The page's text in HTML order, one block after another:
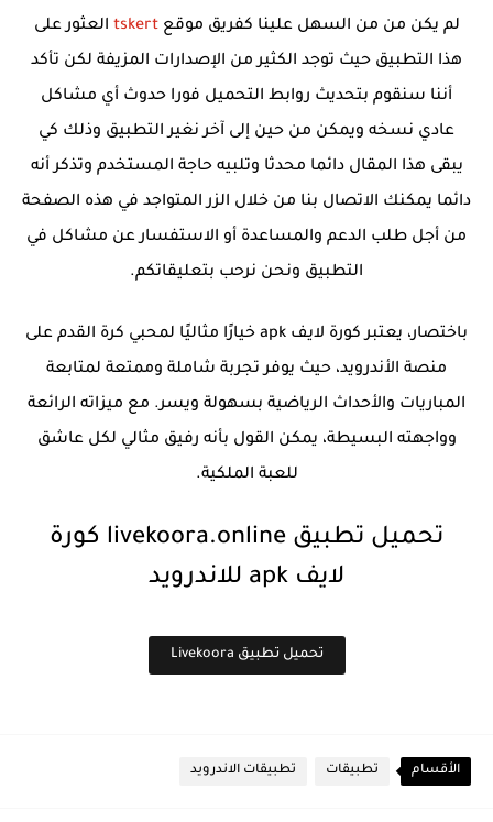
لم يكن من من السهل علينا كفريق موقعtskert العثور على
هذا التطبيق حيث توجد الكثير من الإصدارات المزيفة لكن تأكد
أننا سنقوم بتحديث روابط التحميل فورا حدوث أي مشاكل
عادي نسخه ويمكن من حين إلى آخر نغير التطبيق وذلك كي
يبقى هذا المقال دائما محدثا وتلبيه حاجة المستخدم وتذكر أنه
دائما يمكنك الاتصال بنا من خلال الزر المتواجد في هذه الصفحة
من أجل طلب الدعم والمساعدة أو الاستفسار عن مشاكل في
التطبيق ونحن نرحب بتعليقاتكم.
باختصار، يعتبر كورة لايف apk خيارًا مثاليًا لمحبي كرة القدم على
منصة الأندرويد، حيث يوفر تجربة شاملة وممتعة لمتابعة
المباريات والأحداث الرياضية بسهولة ويسر. مع ميزاته الرائعة
وواجهته البسيطة، يمكن القول بأنه رفيق مثالي لكل عاشق
للعبة الملكية.
تحميل تطبيق livekoora.online كورة
لايف apk للاندرويد
تحميل تطبيق Livekoora
الأقسام تطبيقات تطبيقات الاندرويد